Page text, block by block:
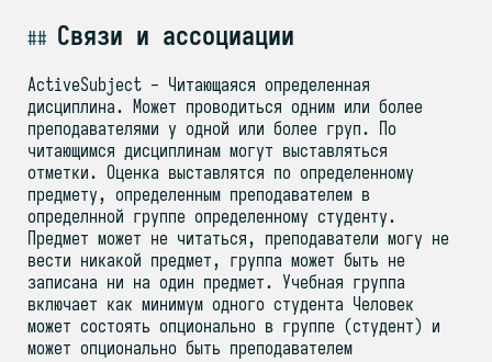
Связи и ассоциации
ActiveSubject - Читающаяся определенная
дисциплина. Может проводиться одним или более
преподавателями у одной или более груп. По
читающимся дисциплинам могут выставляться
отметки. Оценка выставлятся по определенному
предмету, определенным преподавателем в
определнной группе определенному студенту.
Предмет может не читаться, преподаватели могу не
вести никакой предмет, группа может быть не
записана ни на один предмет. Учебная группа
включает как минимум одного студента Человек
может состоять опционально в группе (студент) и
может опционально быть преподавателем